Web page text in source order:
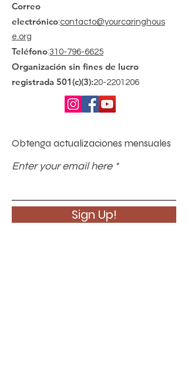
Correo
electrónico:contacto@yourcaringhous
e.org
Teléfono:310-796-6625
Organización sin fines de lucro
registrada 501(c)(3):20-2201206
Obtenga actualizaciones mensuales
Enter your email here
Sign Up!